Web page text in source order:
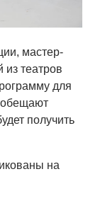
мастер-
из театров
для
обещают
получить
на